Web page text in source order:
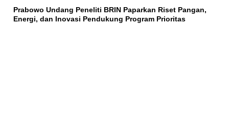
Prabowo Undang Peneliti BRIN Paparkan Riset Pangan,
Energi, dan Inovasi Pendukung Program Prioritas